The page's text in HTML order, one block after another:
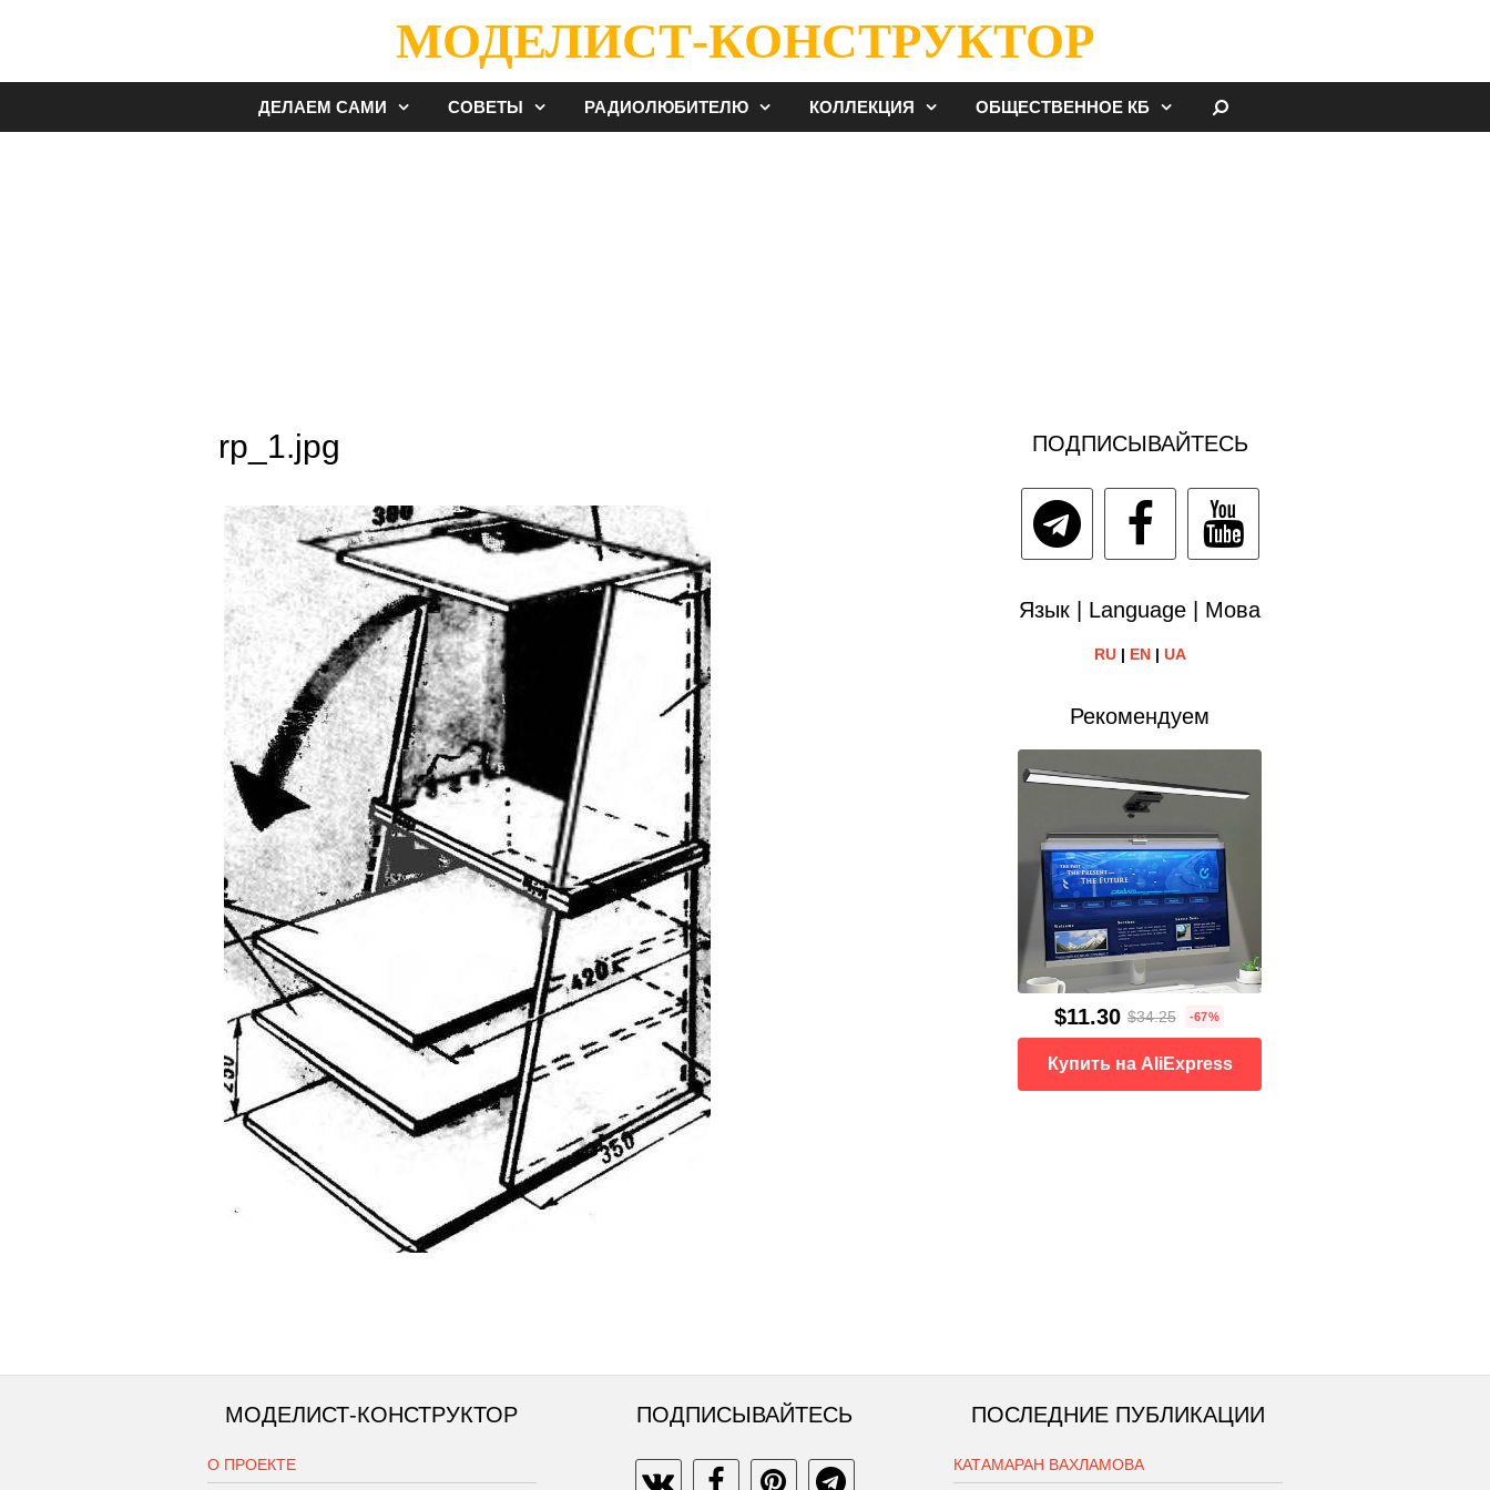
МОДЕЛИСТ-КОНСТРУКТОР
ДЕЛАЕМ САМИ СОВЕТЫ РАДИОЛЮБИТЕЛЮ КОЛЛЕКЦИЯ ОБЩЕСТВЕННОЕ КБ
rp_1.jpg ПОДПИСЫВАЙТЕСЬ
Язык | Language | Мова
RU| EN| UA
Рекомендуем
$11.30 $34.25 -67%
Купить на AliExpress
МОДЕЛИСТ-КОНСТРУКТОР
О ПРОЕКТЕ
ПОДПИСЫВАЙТЕСЬ ПОСЛЕДНИЕ ПУБЛИКАЦИИ
КАТАМАРАН ВАХЛАМОВА